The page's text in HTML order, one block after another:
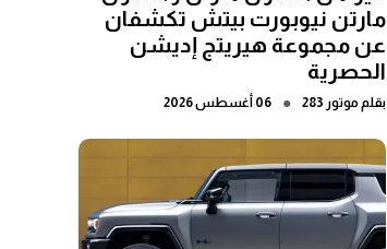
مارتن نيوبورت بيتش تكشفان
عن مجموعة هيريتج إديشن
الحصرية
بقلم موتور 283 ● 06 أغسطس 2026